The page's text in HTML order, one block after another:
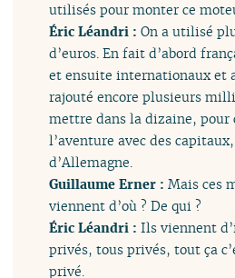
utilisés pour monter ce
Éric Léandri :On a utilisé
d’euros. En fait d’abord
et ensuite internationaux et
rajouté encore plusieurs
mettre dans la dizaine, pour
l’aventure avec des
d’Allemagne.
Guillaume Erner :Mais ces
viennent d’où ? De qui ?
Éric Léandri :Ils viennent
privés, tous privés, tout ça
privé.